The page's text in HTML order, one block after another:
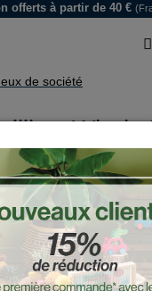
offerts à partir de 40 €
de société
Whaly
Arrhenius